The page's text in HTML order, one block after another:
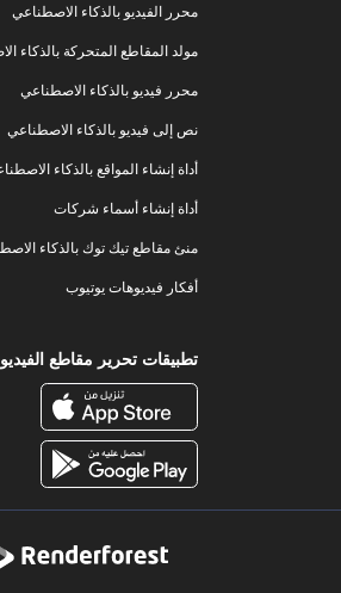
محرر الفيديو بالذكاء الاصطناعي
مولد المقاطع المتحركة بالذكاء
محرر فيديو بالذكاء الاصطناعي
نص إلى فيديو بالذكاء الاصطناعي
أداة إنشاء المواقع بالذكاء
أداة إنشاء أسماء شركات
منئ مقاطع تيك توك بالذكاء
أفكار فيديوهات يوتيوب
تطبيقات تحرير مقاطع الفيديو